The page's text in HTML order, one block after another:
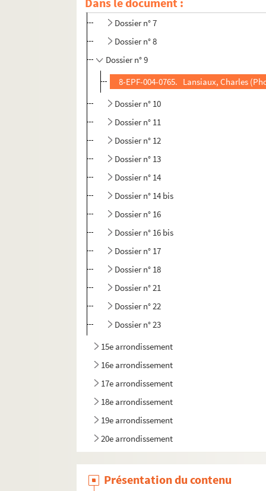
Dossier n° 6
Dossier n° 7
Dossier n° 8
Dossier n° 9
8-EPF-004-0765. Lansiaux, Charles
Dossier n° 10
Dossier n° 11
Dossier n° 12
Dossier n° 13
Dossier n° 14
Dossier n° 14 bis
Dossier n° 16
Dossier n° 16 bis
Dossier n° 17
Dossier n° 18
Dossier n° 21
Dossier n° 22
Dossier n° 23
15e arrondissement
16e arrondissement
17e arrondissement
18e arrondissement
19e arrondissement
20e arrondissement
Présentation du contenu